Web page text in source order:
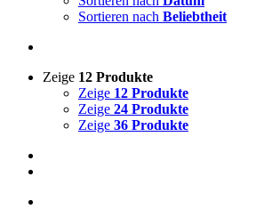
Sortieren nach Beliebtheit
Zeige 12 Produkte
Zeige 12 Produkte
Zeige 24 Produkte
Zeige 36 Produkte